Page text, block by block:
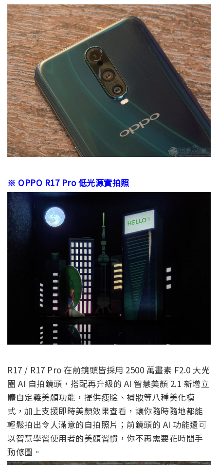
※ OPPO R17 Pro 低光源實拍照
R17 / R17 Pro 在前鏡頭皆採用 2500 萬畫素 F2.0 大光
圈 AI 自拍鏡頭，搭配再升級的 AI 智慧美顏 2.1 新增立
體自定義美顏功能，提供瘦臉、補妝等八種美化模
式，加上支援即時美顏效果查看，讓你隨時隨地都能
輕鬆拍出令人滿意的自拍照片；前鏡頭的 AI 功能還可
以智慧學習使用者的美顏習慣，你不再需要花時間手
動修圖。